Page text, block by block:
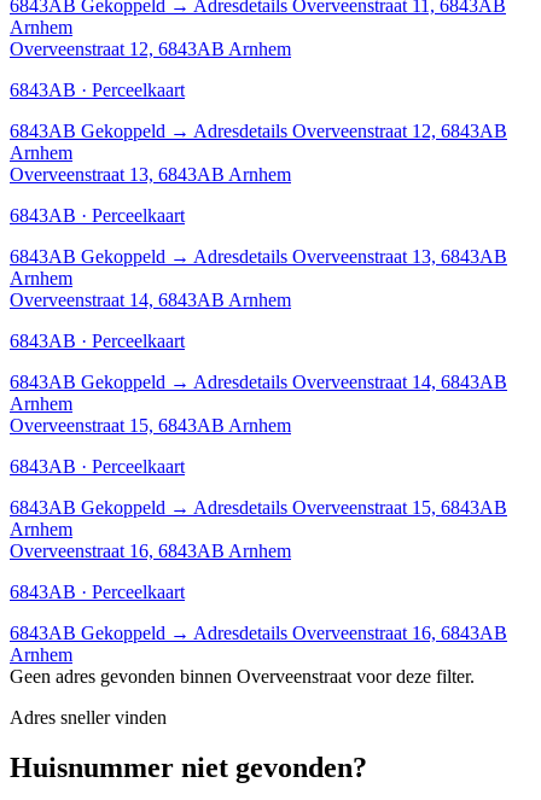
6843AB Gekoppeld → Adresdetails Overveenstraat 11, 6843AB
Arnhem
Overveenstraat 12, 6843AB Arnhem
6843AB · Perceelkaart
6843AB Gekoppeld → Adresdetails Overveenstraat 12, 6843AB
Arnhem
Overveenstraat 13, 6843AB Arnhem
6843AB · Perceelkaart
6843AB Gekoppeld → Adresdetails Overveenstraat 13, 6843AB
Arnhem
Overveenstraat 14, 6843AB Arnhem
6843AB · Perceelkaart
6843AB Gekoppeld → Adresdetails Overveenstraat 14, 6843AB
Arnhem
Overveenstraat 15, 6843AB Arnhem
6843AB · Perceelkaart
6843AB Gekoppeld → Adresdetails Overveenstraat 15, 6843AB
Arnhem
Overveenstraat 16, 6843AB Arnhem
6843AB · Perceelkaart
6843AB Gekoppeld → Adresdetails Overveenstraat 16, 6843AB
Arnhem
Geen adres gevonden binnen Overveenstraat voor deze filter.
Adres sneller vinden
Huisnummer niet gevonden?